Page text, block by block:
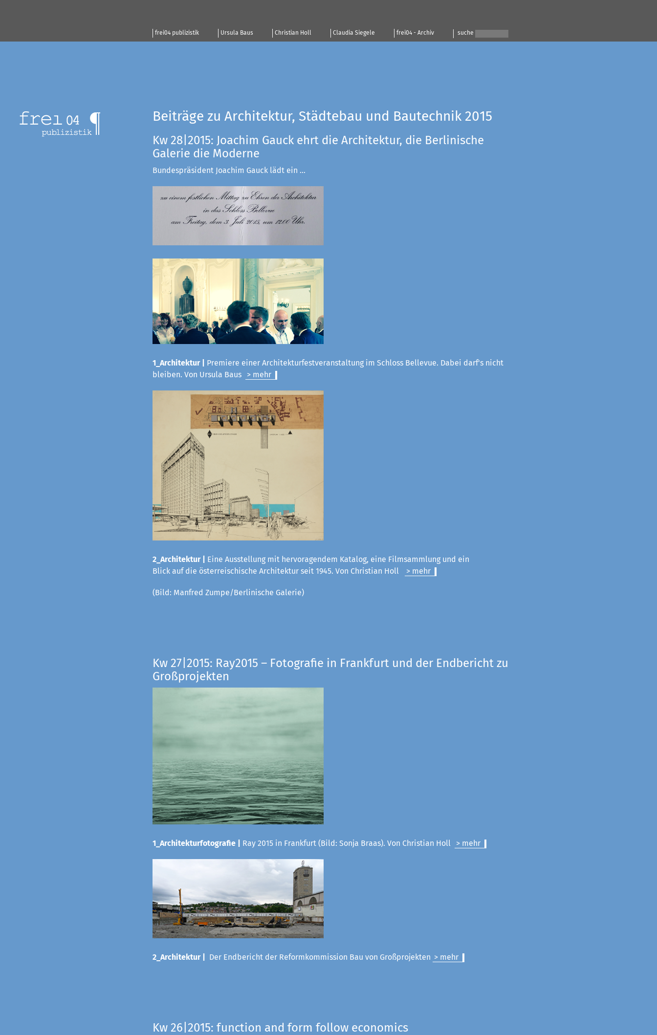
frei04 publizistik Ursula Baus Christian Holl Claudia Siegele frei04 - Archiv suche
Beiträge zu Architektur, Städtebau und Bautechnik 2015
Kw 28|2015: Joachim Gauck ehrt die Architektur, die Berlinische
Galerie die Moderne
Bundespräsident Joachim Gauck lädt ein ...
1_Architektur |
Premiere einer Architekturfestveranstaltung im Schloss Bellevue. Dabei darf's nicht
bleiben. Von Ursula Baus
> mehr
2_Architektur |
Eine Ausstellung mit hervoragendem Katalog, eine Filmsammlung und ein
Blick auf die österreischische Architektur seit 1945. Von Christian Holl
> mehr
(Bild: Manfred Zumpe/Berlinische Galerie)
Kw 27|2015: Ray2015 – Fotografie in Frankfurt und der Endbericht zu
Großprojekten
1_Architekturfotografie | Ray 2015 in Frankfurt (Bild: Sonja Braas). Von Christian Holl > mehr
2_Architektur | Der Endbericht der Reformkommission Bau von Großprojekten > mehr
Kw 26|2015: function and form follow economics